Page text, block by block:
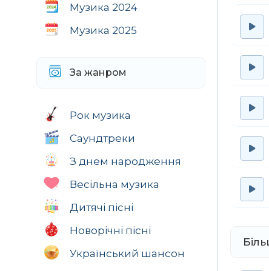
Музика 2024
Музика 2025
За жанром
Рок музика
Саундтреки
З днем народження
Весільна музика
Дитячі пісні
Новорічні пісні
Український шансон